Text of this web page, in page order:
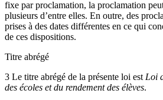
fixe par proclamation, la proclamation
plusieurs d’entre elles. En outre, des
prises à des dates différentes en ce qui
de ces dispositions.
Titre abrégé
3 Le titre abrégé de la présente loi est Loi
des écoles et du rendement des élèves.